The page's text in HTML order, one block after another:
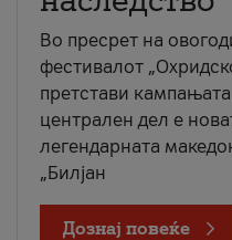
Во пресрет на
фестивалот
претстави кампањата
централен дел е
легендарната
„Билјан
Дознај повеќе